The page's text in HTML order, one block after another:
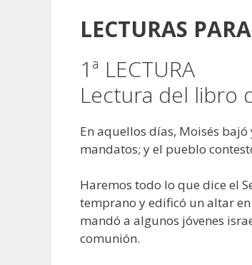
LECTURAS
1ª LECTURA
Lectura del libro
En aquellos días, Moisés
mandatos; y el pueblo
Haremos todo lo que dice el
temprano y edificó un altar
mandó a algunos jóvenes
comunión.